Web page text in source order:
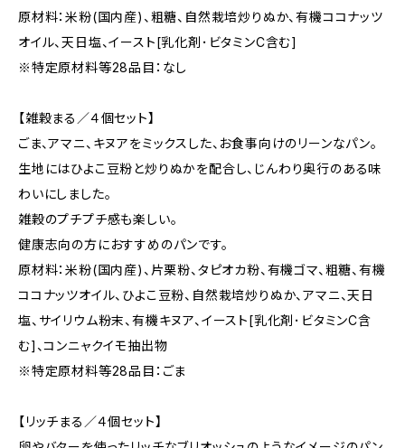
原材料：米粉(国内産)、粗糖、自然栽培炒りぬか、有機ココナッツ
オイル、天日塩、イースト[乳化剤･ビタミンC含む]
※特定原材料等28品目：なし
【雑穀まる／４個セット】
ごま、アマニ、キヌアをミックスした、お食事向けのリーンなパン。
生地にはひよこ豆粉と炒りぬかを配合し、じんわり奥行のある味
わいにしました。
雑穀のプチプチ感も楽しい。
健康志向の方におすすめのパンです。
原材料：米粉(国内産)、片栗粉、タピオカ粉、有機ゴマ、粗糖、有機
ココナッツオイル、ひよこ豆粉、自然栽培炒りぬか、アマニ、天日
塩、サイリウム粉末、有機キヌア、イースト[乳化剤･ビタミンC含
む]、コンニャクイモ抽出物
※特定原材料等28品目：ごま
【リッチまる／４個セット】